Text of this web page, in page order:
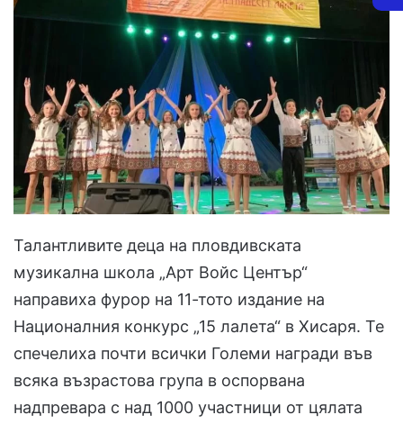
Талантливите деца на пловдивската
музикална школа „Арт Войс Център“
направиха фурор на 11-тото издание на
Националния конкурс „15 лалета“ в Хисаря. Те
спечелиха почти всички Големи награди във
всяка възрастова група в оспорвана
надпревара с над 1000 участници от цялата